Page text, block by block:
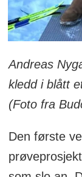
Andreas
kledd i blått
(Foto fra
Den første